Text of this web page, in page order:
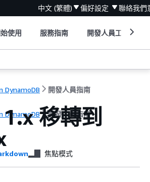
中文 (繁體) 偏好設定 聯絡我們
使用 服務指南 開發人員工具
DynamoDB 開發人員指南
DynamoDB 開發人員指南
移轉到
焦點模式